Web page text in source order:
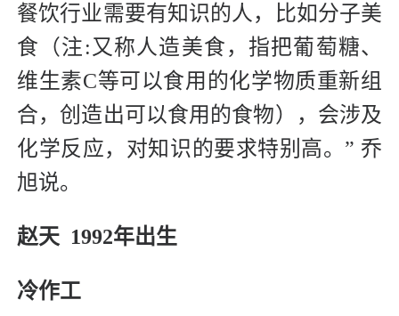
餐饮行业需要有知识的人，比如分子美
食（注:又称人造美食，指把葡萄糖、
维生素C等可以食用的化学物质重新组
合，创造出可以食用的食物），会涉及
化学反应，对知识的要求特别高。” 乔
旭说。
赵天 1992年出生
冷作工